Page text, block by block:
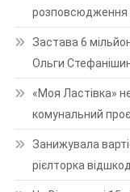
розповсюдження
Застава 6
Ольги
«Моя Ластівка»
комунальний
Занижувала
рієлторка